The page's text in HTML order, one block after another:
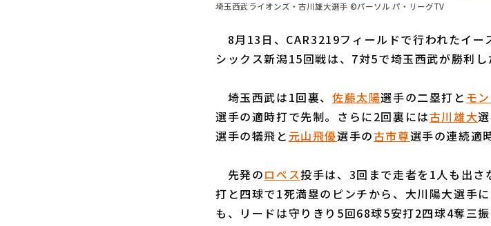
埼玉西武ライオンズ・古川雄大選手 ©パーソル パ・リーグTV
8月13日、CAR3219フィールドで行われたイー
シックス新潟15回戦は、7対5で埼玉西武が勝利し
埼玉西武は1回裏、佐藤太陽選手の二塁打と モ
選手の適時打で先制。さらに2回裏には古川雄大
選手の犠飛と元山飛優選手の古市尊選手の連続適
先発のロペス投手は、3回まで走者を1人も出
打と四球で1死満塁のピンチから、大川陽大選手
も、リードは守りきり5回68球5安打2四球4奪三振